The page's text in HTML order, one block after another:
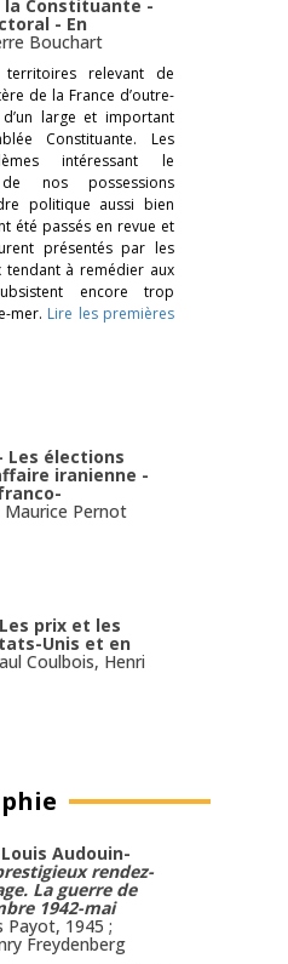
Constituante -
- En
Bouchart
relevant de
de la France d’outre-
large et important
Constituante. Les
intéressant le
de nos possessions
politique aussi bien
été passés en revue et
présentés par les
tendant à remédier aux
encore trop
mer. Lire les premières
Les élections
iranienne -
Maurice Pernot
prix et les
Unis et en
Coulbois, Henri
Audouin-
rendez-
La guerre de
1942-mai
Payot, 1945 ;
Freydenberg